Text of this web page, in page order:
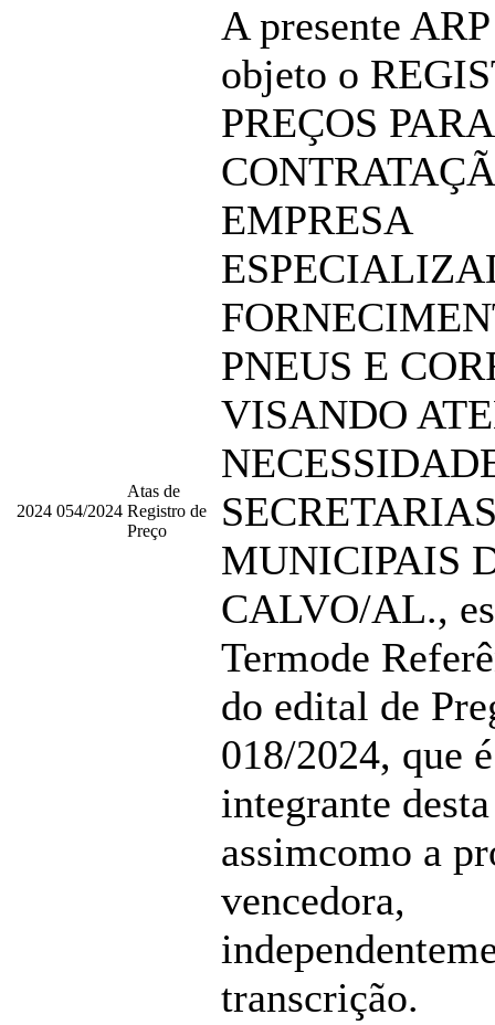
2024 054/2024
Atas de
Registro de
Preço
A presente
objeto o
PREÇOS PARA
EMPRESA
PNEUS E
VISANDO
MUNICIPAIS
CALVO/AL.,
Termode
do edital de
018/2024, que
integrante
assimcomo a
vencedora,
transcrição.